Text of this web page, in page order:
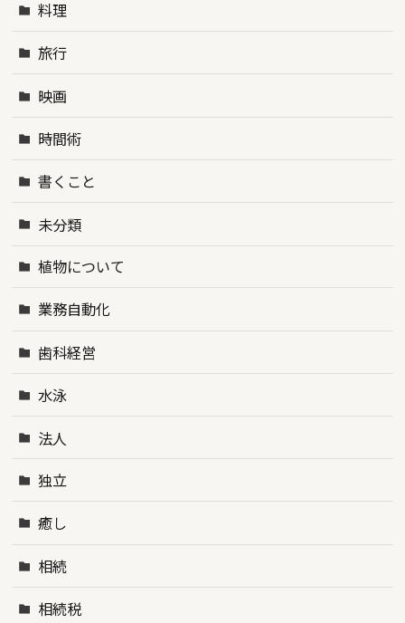
料理
旅行
映画
時間術
書くこと
未分類
植物について
業務自動化
歯科経営
水泳
法人
独立
癒し
相続
相続税